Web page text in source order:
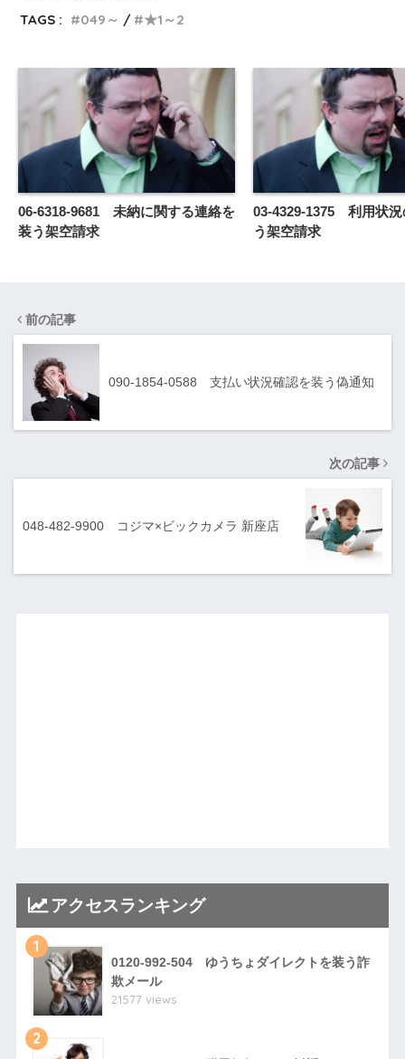
TAGS :
049～ ★1～2
06-6318-9681 未納に関する連絡を
装う架空請求
03-4329-1375 利用状況
う架空請求
前の記事
090-1854-0588 支払い状況確認を装う偽通知
次の記事
048-482-9900 コジマ×ビックカメラ 新座店
アクセスランキング
1
0120-992-504 ゆうちょダイレクトを装う詐
欺メール
21577 views
2